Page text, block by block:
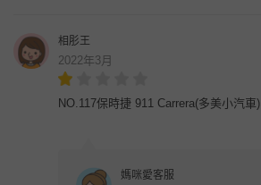
相肜王
2022年3月
NO.117保時捷 911 Carrera(多美小汽車)
媽咪愛客服